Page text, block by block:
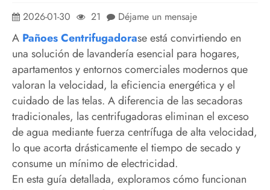
2026-01-30 21 Déjame un mensaje
A Pañoes Centrifugadorase está convirtiendo en
una solución de lavandería esencial para hogares,
apartamentos y entornos comerciales modernos que
valoran la velocidad, la eficiencia energética y el
cuidado de las telas. A diferencia de las secadoras
tradicionales, las centrifugadoras eliminan el exceso
de agua mediante fuerza centrífuga de alta velocidad,
lo que acorta drásticamente el tiempo de secado y
consume un mínimo de electricidad.
En esta guía detallada, exploramos cómo funcionan